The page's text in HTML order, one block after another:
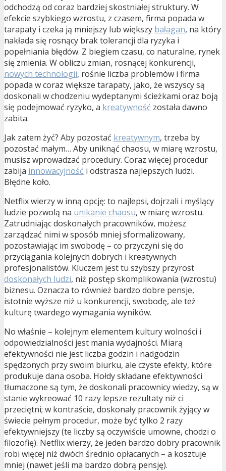
odchodzą od coraz bardziej skostniałej struktury. W
efekcie szybkiego wzrostu, z czasem, firma popada w
tarapaty i czeka ją mniejszy lub większy bałagan, na który
nakłada się rosnący brak tolerancji dla ryzyka i
popełniania błędów. Z biegiem czasu, co naturalne, rynek
się zmienia. W obliczu zmian, rosnącej konkurencji,
nowych technologii, rośnie liczba problemów i firma
popada w coraz większe tarapaty, jako, że wszyscy są
doskonali w chodzeniu wydeptanymi ścieżkami oraz boją
się podejmować ryzyko, a kreatywność została dawno
zabita.
Jak zatem żyć? Aby pozostać kreatywnym, trzeba by
pozostać małym… Aby uniknąć chaosu, w miarę wzrostu,
musisz wprowadzać procedury. Coraz więcej procedur
zabija innowacyjność i odstrasza najlepszych ludzi.
Błędne koło.
Netflix wierzy w inną opcję: to najlepsi, dojrzali i myślący
ludzie pozwolą na unikanie chaosu, w miarę wzrostu.
Zatrudniając doskonałych pracowników, możesz
zarządzać nimi w sposób mniej sformalizowany,
pozostawiając im swobodę – co przyczyni się do
przyciągania kolejnych dobrych i kreatywnych
profesjonalistów. Kluczem jest tu szybszy przyrost
doskonałych ludzi, niż postęp skomplikowania (wzrostu)
biznesu. Oznacza to również bardzo dobre pensje,
istotnie wyższe niż u konkurencji, swobodę, ale też
kulturę twardego wymagania wyników.
No właśnie – kolejnym elementem kultury wolności i
odpowiedzialności jest mania wydajności. Miarą
efektywności nie jest liczba godzin i nadgodzin
spędzonych przy swoim biurku, ale czyste efekty, które
produkuje dana osoba. Hołdy składane efektywności
tłumaczone są tym, że doskonali pracownicy wiedzy, są w
stanie wykreować 10 razy lepsze rezultaty niż ci
przeciętni; w kontraście, doskonały pracownik żyjący w
świecie pełnym procedur, może być tylko 2 razy
efektywniejszy (te liczby są oczywiście umowne, chodzi o
filozofię). Netflix wierzy, że jeden bardzo dobry pracownik
robi więcej niż dwóch średnio opłacanych – a kosztuje
mniej (nawet jeśli ma bardzo dobrą pensję).